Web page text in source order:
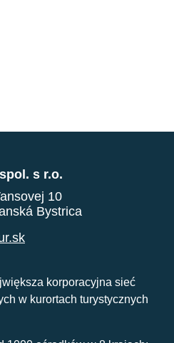
s r.o.
10
Bystrica
korporacyjna sieć
w kurortach turystycznych